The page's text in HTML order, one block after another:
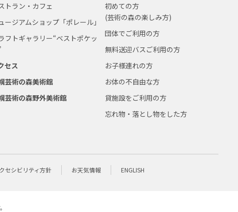
トラン・カフェ
ージアムショップ「ポレール」
フトギャラリー“ベストポケッ
セス
芸術の森美術館
芸術の森野外美術館
初めての方
(芸術の森の楽しみ方)
団体でご利用の方
無料送迎バスご利用の方
お子様連れの方
お体の不自由な方
貸施設をご利用の方
忘れ物・落とし物をした方
セシビリティ方針 お天気情報 ENGLISH